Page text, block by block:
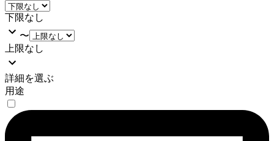
下限なし
〜
上限なし
詳細を選ぶ
用途